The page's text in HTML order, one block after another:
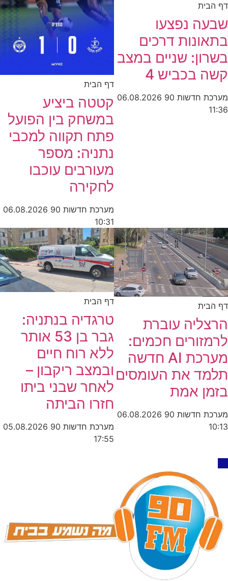
דף הבית
שבעה נפצעו
בתאונות דרכים
בשרון: שניים במצב
קשה בכביש 4
מערכת חדשות 90
06.08.2026
11:36
דף הבית
קטטה ביציע
במשחק בין הפועל
פתח תקווה למכבי
נתניה: מספר
מעורבים עוכבו
לחקירה
מערכת חדשות 90
06.08.2026
10:31
דף הבית
הרצליה עוברת
לרמזורים חכמים:
מערכת AI חדשה
תלמד את העומסים
בזמן אמת
מערכת חדשות 90
06.08.2026
10:13
דף הבית
טרגדיה בנתניה:
גבר בן 53 אותר
ללא רוח חיים
ובמצב ריקבון –
לאחר שבני ביתו
חזרו הביתה
מערכת חדשות 90
05.08.2026
17:55